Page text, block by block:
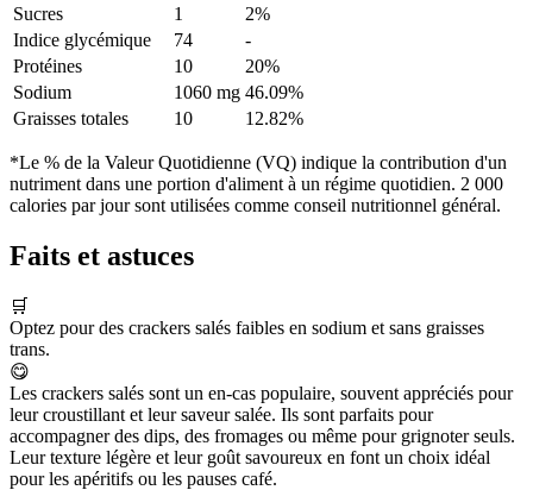
Sucres
1
2%
Indice glycémique
74
-
Protéines
10
20%
Sodium
1060 mg 46.09%
Graisses totales
10 12.82%
*Le % de la Valeur Quotidienne (VQ) indique la contribution d'un
nutriment dans une portion d'aliment à un régime quotidien. 2 000
calories par jour sont utilisées comme conseil nutritionnel général.
Faits et astuces
🛒
Optez pour des crackers salés faibles en sodium et sans graisses
trans.
😋
Les crackers salés sont un en-cas populaire, souvent appréciés pour
leur croustillant et leur saveur salée. Ils sont parfaits pour
accompagner des dips, des fromages ou même pour grignoter seuls.
Leur texture légère et leur goût savoureux en font un choix idéal
pour les apéritifs ou les pauses café.